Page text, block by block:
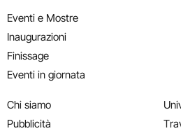
Eventi e Mostre
Inaugurazioni
Finissage
Eventi in giornata
Chi siamo
Pubblicità